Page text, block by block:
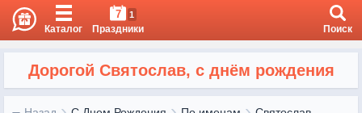
Каталог
7 1
Праздники Поиск
Дорогой Святослав, с днём рождения